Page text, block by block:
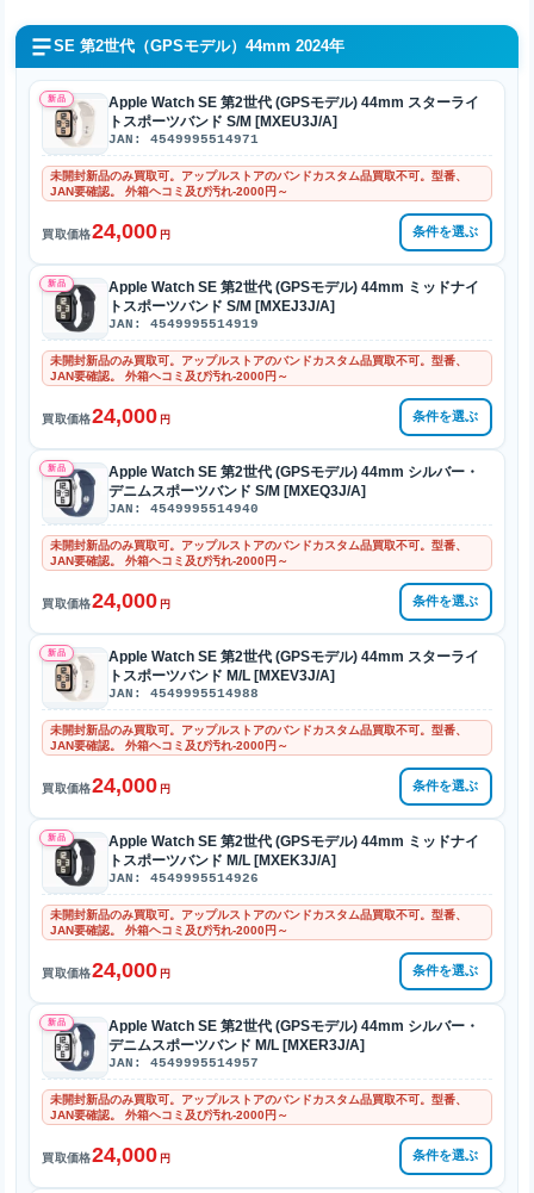
SE 第2世代（GPSモデル）44mm 2024年
新品
Apple Watch SE 第2世代 (GPSモデル) 44mm スターライ
トスポーツバンド S/M [MXEU3J/A]
JAN: 4549995514971
未開封新品のみ買取可。アップルストアのバンドカスタム品買取不可。型番、
JAN要確認。 外箱ヘコミ及び汚れ-2000円～
買取価格24,000 円 条件を選ぶ
新品
Apple Watch SE 第2世代 (GPSモデル) 44mm ミッドナイ
トスポーツバンド S/M [MXEJ3J/A]
JAN: 4549995514919
未開封新品のみ買取可。アップルストアのバンドカスタム品買取不可。型番、
JAN要確認。 外箱ヘコミ及び汚れ-2000円～
買取価格24,000 円 条件を選ぶ
新品
Apple Watch SE 第2世代 (GPSモデル) 44mm シルバー・
デニムスポーツバンド S/M [MXEQ3J/A]
JAN: 4549995514940
未開封新品のみ買取可。アップルストアのバンドカスタム品買取不可。型番、
JAN要確認。 外箱ヘコミ及び汚れ-2000円～
買取価格24,000 円 条件を選ぶ
新品
Apple Watch SE 第2世代 (GPSモデル) 44mm スターライ
トスポーツバンド M/L [MXEV3J/A]
JAN: 4549995514988
未開封新品のみ買取可。アップルストアのバンドカスタム品買取不可。型番、
JAN要確認。 外箱ヘコミ及び汚れ-2000円～
買取価格24,000 円 条件を選ぶ
新品
Apple Watch SE 第2世代 (GPSモデル) 44mm ミッドナイ
トスポーツバンド M/L [MXEK3J/A]
JAN: 4549995514926
未開封新品のみ買取可。アップルストアのバンドカスタム品買取不可。型番、
JAN要確認。 外箱ヘコミ及び汚れ-2000円～
買取価格24,000 円 条件を選ぶ
新品
Apple Watch SE 第2世代 (GPSモデル) 44mm シルバー・
デニムスポーツバンド M/L [MXER3J/A]
JAN: 4549995514957
未開封新品のみ買取可。アップルストアのバンドカスタム品買取不可。型番、
JAN要確認。 外箱ヘコミ及び汚れ-2000円～
買取価格24,000 円 条件を選ぶ